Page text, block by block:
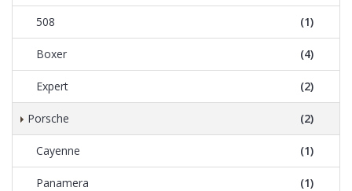
508 (1)
Boxer (4)
Expert (2)
Porsche (2)
Cayenne (1)
Panamera (1)